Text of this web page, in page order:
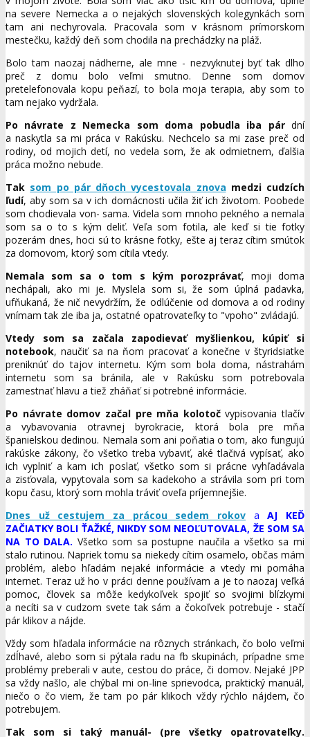
na severe Nemecka a o nejakých slovenských kolegynkách som
tam ani nechyrovala. Pracovala som v krásnom prímorskom
mestečku, každý deň som chodila na prechádzky na pláž.
Bolo tam naozaj nádherne, ale mne - nezvyknutej byť tak dlho
preč z domu bolo veľmi smutno. Denne som domov
pretelefonovala kopu peňazí, to bola moja terapia, aby som to
tam nejako vydržala.
Po návrate z Nemecka som doma pobudla iba párdní
a naskytla sa mi práca v Rakúsku. Nechcelo sa mi zase preč od
rodiny, od mojich detí, no vedela som, že ak odmietnem, ďalšia
práca možno nebude.
Tak som po pár dňoch vycestovala znova medzi cudzích
ľudí, aby som sa v ich domácnosti učila žiť ich životom. Poobede
som chodievala von- sama. Videla som mnoho pekného a nemala
som sa o to s kým deliť. Veľa som fotila, ale keď si tie fotky
pozerám dnes, hoci sú to krásne fotky, ešte aj teraz cítim smútok
za domovom, ktorý som cítila vtedy.
Nemala som sa o tom s kým porozprávať, moji doma
nechápali, ako mi je. Myslela som si, že som úplná padavka,
ufňukaná, že nič nevydržím, že odlúčenie od domova a od rodiny
vnímam tak zle iba ja, ostatné opatrovateľky to "vpoho" zvládajú.
Vtedy som sa začala zapodievať myšlienkou, kúpiť si
notebook, naučiť sa na ňom pracovať a konečne v štyridsiatke
preniknúť do tajov internetu. Kým som bola doma, nástrahám
internetu som sa bránila, ale v Rakúsku som potrebovala
zamestnať hlavu a tiež zháňať si potrebné informácie.
Po návrate domov začal pre mňa kolotočvypisovania tlačív
a vybavovania otravnej byrokracie, ktorá bola pre mňa
španielskou dedinou. Nemala som ani poňatia o tom, ako fungujú
rakúske zákony, čo všetko treba vybaviť, aké tlačivá vypísať, ako
ich vyplniť a kam ich poslať, všetko som si prácne vyhľadávala
a zisťovala, vypytovala som sa kadekoho a strávila som pri tom
kopu času, ktorý som mohla tráviť oveľa príjemnejšie.
Dnes už cestujem za prácou sedem rokov
aAJ KEĎ
ZAČIATKY BOLI ŤAŽKÉ, NIKDY SOM NEOĽUTOVALA, ŽE SOM SA
NA TO DALA. Všetko som sa postupne naučila a všetko sa mi
stalo rutinou. Napriek tomu sa niekedy cítim osamelo, občas mám
problém, alebo hľadám nejaké informácie a vtedy mi pomáha
internet. Teraz už ho v práci denne používam a je to naozaj veľká
pomoc, človek sa môže kedykoľvek spojiť so svojimi blízkymi
a necíti sa v cudzom svete tak sám a čokoľvek potrebuje - stačí
pár klikov a nájde.
Vždy som hľadala informácie na rôznych stránkach, čo bolo veľmi
zdĺhavé, alebo som si pýtala radu na fb skupinách, prípadne sme
problémy preberali v aute, cestou do práce, či domov. Nejaké JPP
sa vždy našlo, ale chýbal mi on-line sprievodca, praktický manuál,
niečo o čo viem, že tam po pár klikoch vždy rýchlo nájdem, čo
potrebujem.
Tak som si taký manuál- (pre všetky opatrovateľky.